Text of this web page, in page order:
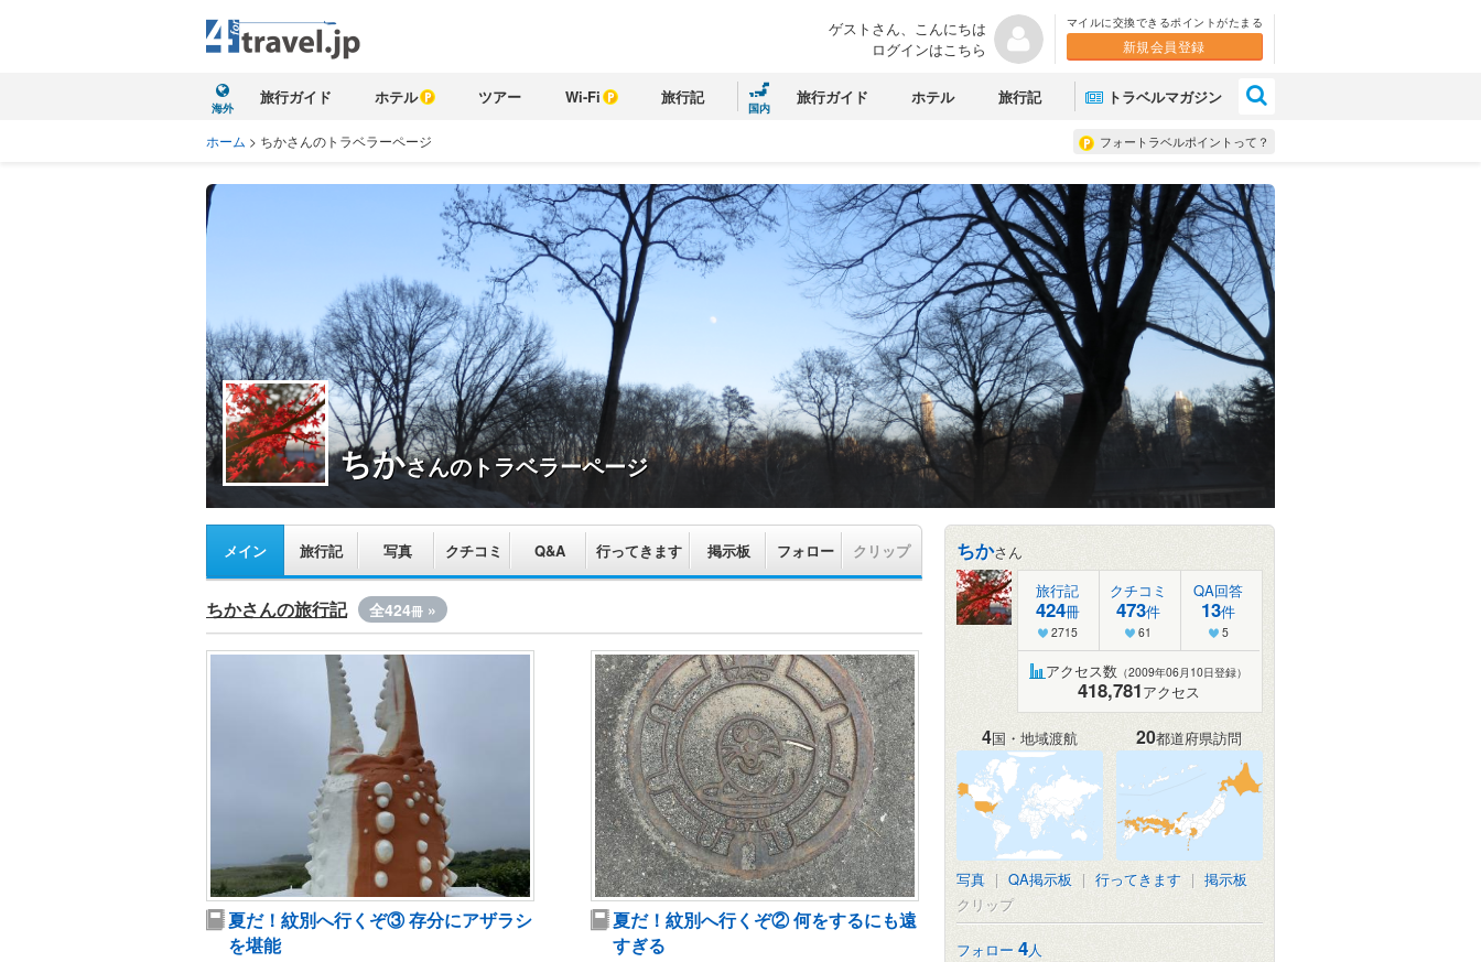
ゲストさん、こんにちは
ログインはこちら
マイルに交換できるポイントがたまる
新規会員登録
海外
旅行ガイド ホテル ツアー Wi-Fi 旅行記
国内
旅行ガイド ホテル 旅行記 トラベルマガジン
フォートラベルポイントって？
ホーム > ちかさんのトラベラーページ
ちかさんのトラベラーページ
メイン 旅行記 写真 クチコミ Q&A 行ってきます 掲示板 フォロー クリップ
ちかさんの旅行記 全424冊 »
夏だ！紋別へ行くぞ③ 存分にアザラシ
を堪能
夏だ！紋別へ行くぞ② 何をするにも遠
すぎる
ちかさん
旅行記
424冊
2715
クチコミ
473件
61
QA回答
13件
5
アクセス数 （2009年06月10日登録）
418,781アクセス
4国・地域渡航 20都道府県訪問
写真 | QA掲示板 | 行ってきます | 掲示板
クリップ
フォロー 4人